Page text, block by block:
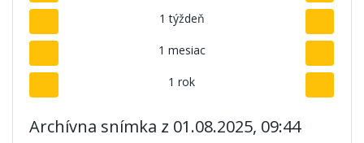
1 týždeň
1 mesiac
1 rok
Archívna snímka z 01.08.2025, 09:44